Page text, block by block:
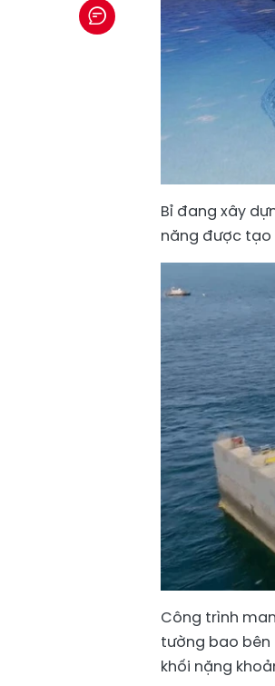
Bỉ đang xây
năng được tạo
Công trình
tường bao bên
khối nặng